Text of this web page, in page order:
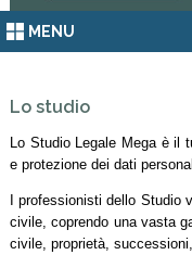
MENU
Lo studio
Lo Studio Legale Mega è il
e protezione dei dati
I professionisti dello Studio
civile, coprendo una vasta
civile, proprietà,